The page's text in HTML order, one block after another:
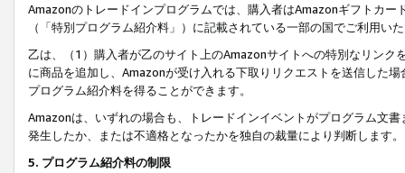
Amazonのトレードインプログラムでは、購入者はAmazonギフトカ
（「特別プログラム紹介料」）に記載されている一部の国でご利用い
乙は、（1）購入者が乙のサイト上のAmazonサイトへの特別なリン
に商品を追加し、Amazonが受け入れる下取りリクエストを送信した
プログラム紹介料を得ることができます。
Amazonは、いずれの場合も、トレードインイベントがプログラム文
発生したか、または不適格となったかを独自の裁量により判断します。
5. プログラム紹介料の制限